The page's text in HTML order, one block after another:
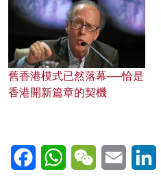
舊香港模式已然落幕──恰是
香港開新篇章的契機
FacebookWhatsAppWeChatEmail